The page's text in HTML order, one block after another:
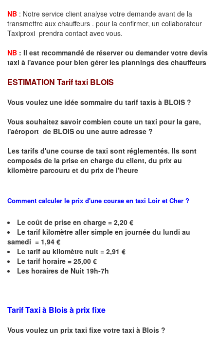
NB : Notre service client analyse votre demande avant de la
transmettre aux chauffeurs . pour la confirmer, un collaborateur
Taxiproxi prendra contact avec vous.
NB : Il est recommandé de réserverou demandervotre devis
taxi à l'avance pour bien gérer les plannings des chauffeurs
ESTIMATION Tarif taxi BLOIS
Vous voulez une idée sommaire du tarif taxis à BLOIS ?
Vous souhaitez savoir combien coute un taxi pour la gare,
l'aéroport de BLOIS ou une autre adresse ?
Les tarifs d'une course de taxi sont réglementés. Ils sont
composés de la prise en charge du client, du prix au
kilomètre parcouru et du prix de l'heure
Comment calculer le prix d'une course en taxi Loir et Cher ?
Le coût de prise en charge = 2,20 €
Le tarif kilomètre aller simple en journée du lundi au
samedi = 1,94 €
Le tarif au kilomètre nuit = 2,91 €
Le tarif horaire = 25,00 €
Les horaires de Nuit 19h-7h
Tarif Taxi à Blois à prix fixe
Vous voulez un prix taxi fixe votre taxi à Blois ?